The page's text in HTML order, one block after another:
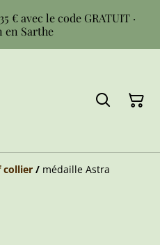
€ avec le code GRATUIT ·
en Sarthe
collier / médaille Astra